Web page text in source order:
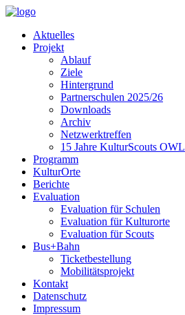
Aktuelles
Projekt
Ablauf
Ziele
Hintergrund
Partnerschulen 2025/26
Downloads
Archiv
Netzwerktreffen
15 Jahre KulturScouts OWL
Programm
KulturOrte
Berichte
Evaluation
Evaluation für Schulen
Evaluation für Kulturorte
Evaluation für Scouts
Bus+Bahn
Ticketbestellung
Mobilitätsprojekt
Kontakt
Datenschutz
Impressum